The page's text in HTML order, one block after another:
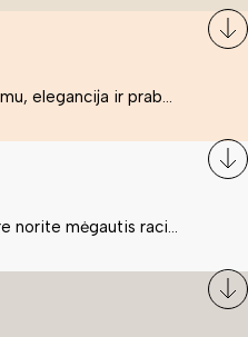
Klasikiniai baldai alsuoja solidumu, elegancija ir prabanga. Paprastai jie būna masyvūs, kuria didybės įspūdį. Neabejotinai jie bus geriausias pasirinkimas estetiškam ir rafinuotam klasikiniam namų interjerui. Kartais klasikiniai baldai traktuojami kaip senoviniai, bet tai ne tiesa – klasika yra stilius, neišsemiama elegancija ir rafinuotumas.
Jei savo namų ar biuro interjere norite mėgautis racionaliai išnaudotomis erdvėmis, funkcionalumu ir esate neabejingi tamsesniam koloritui bei praktiškiems sprendimams, tuomet industrinis stilius bus būtent tai, ko Jums reikia. O industrinio stiliaus baldus išsirinksite mūsų asortimente.